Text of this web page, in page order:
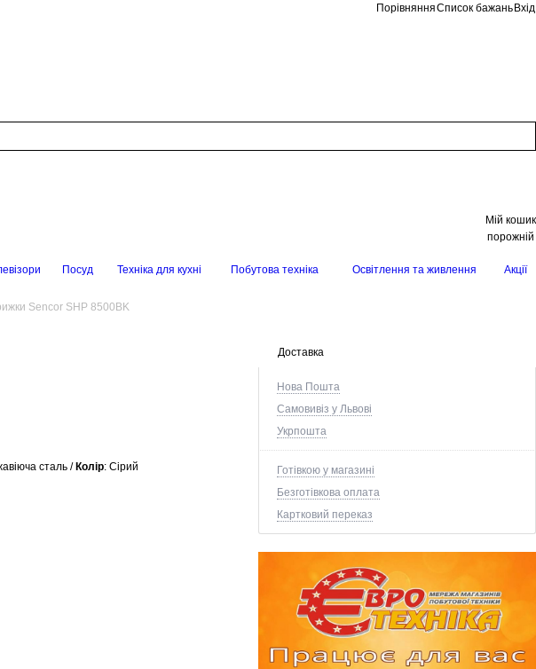
ПорівнянняСписок бажань Вхід
Мій кошик
порожній
Посуд Техніка для кухні Побутова техніка Освітлення та живлення Акції
Sencor SHP 8500BK
Доставка
Нова Пошта
Самовивіз у Львові
Укрпошта
Готівкою у магазині
Безготівкова оплата
Картковий переказ
сталь /Колір: Сірий